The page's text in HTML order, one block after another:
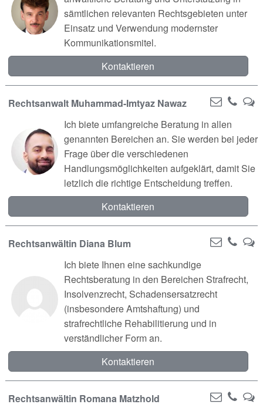
sämtlichen relevanten Rechtsgebieten unter
Einsatz und Verwendung modernster
Kommunikationsmitel.
Kontaktieren
Rechtsanwalt Muhammad-Imtyaz Nawaz
Ich biete umfangreiche Beratung in allen
genannten Bereichen an. Sie werden bei jeder
Frage über die verschiedenen
Handlungsmöglichkeiten aufgeklärt, damit Sie
letzlich die richtige Entscheidung treffen.
Kontaktieren
Rechtsanwältin Diana Blum
Ich biete Ihnen eine sachkundige
Rechtsberatung in den Bereichen Strafrecht,
Insolvenzrecht, Schadensersatzrecht
(insbesondere Amtshaftung) und
strafrechtliche Rehabilitierung und in
verständlicher Form an.
Kontaktieren
Rechtsanwältin Romana Matzhold